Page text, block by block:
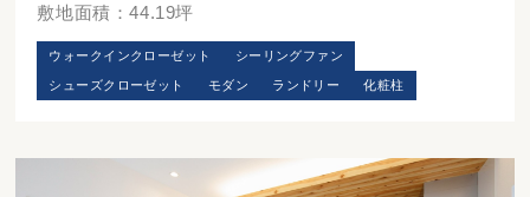
敷地面積：44.19坪
ウォークインクローゼット シーリングファン
シューズクローゼット モダン ランドリー 化粧柱